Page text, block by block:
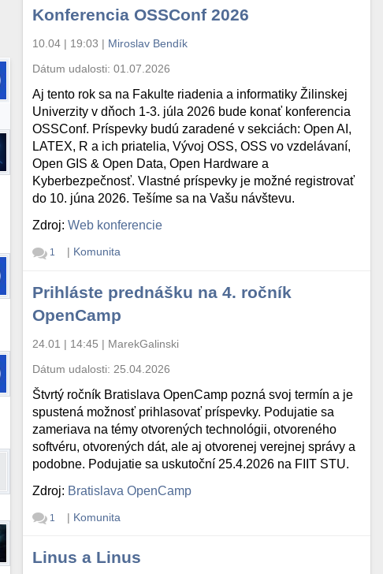
Konferencia OSSConf 2026
10.04 | 19:03 | Miroslav Bendík
Dátum udalosti:01.07.2026
Aj tento rok sa na Fakulte riadenia a informatiky Žilinskej
Univerzity v dňoch 1-3. júla 2026 bude konať konferencia
OSSConf. Príspevky budú zaradené v sekciách: Open AI,
LATEX, R a ich priatelia, Vývoj OSS, OSS vo vzdelávaní,
Open GIS & Open Data, Open Hardware a
Kyberbezpečnosť. Vlastné príspevky je možné registrovať
do 10. júna 2026. Tešíme sa na Vašu návštevu.
Zdroj:Web konferencie
1 | Komunita
Prihláste prednášku na 4. ročník
OpenCamp
24.01 | 14:45 | MarekGalinski
Dátum udalosti: 25.04.2026
Štvrtý ročník Bratislava OpenCamp pozná svoj termín a je
spustená možnosť prihlasovať príspevky. Podujatie sa
zameriava na témy otvorených technológii, otvoreného
softvéru, otvorených dát, ale aj otvorenej verejnej správy a
podobne. Podujatie sa uskutoční 25.4.2026 na FIIT STU.
Zdroj: Bratislava OpenCamp
1 | Komunita
Linus a Linus